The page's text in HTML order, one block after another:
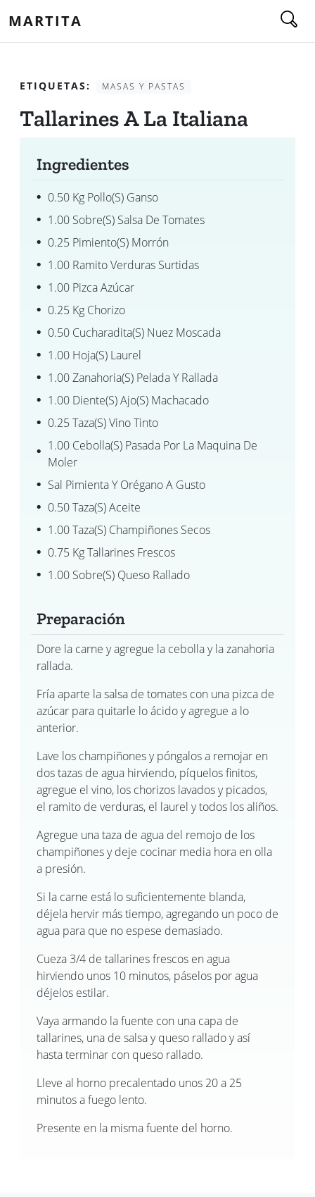
MARTITA
ETIQUETAS: MASAS Y PASTAS
Tallarines A La Italiana
Ingredientes
0.50 Kg Pollo(s) Ganso
1.00 Sobre(s) Salsa De Tomates
0.25 Pimiento(s) Morrón
1.00 Ramito Verduras Surtidas
1.00 Pizca Azúcar
0.25 Kg Chorizo
0.50 Cucharadita(s) Nuez Moscada
1.00 Hoja(s) Laurel
1.00 Zanahoria(s) Pelada Y Rallada
1.00 Diente(s) Ajo(s) Machacado
0.25 Taza(s) Vino Tinto
1.00 Cebolla(s) Pasada Por La Maquina De
Moler
Sal Pimienta Y Orégano A Gusto
0.50 Taza(s) Aceite
1.00 Taza(s) Champiñones Secos
0.75 Kg Tallarines Frescos
1.00 Sobre(s) Queso Rallado
Preparación
Dore la carne y agregue la cebolla y la zanahoria
rallada.
Fría aparte la salsa de tomates con una pizca de
azúcar para quitarle lo ácido y agregue a lo
anterior.
Lave los champiñones y póngalos a remojar en
dos tazas de agua hirviendo, píquelos finitos,
agregue el vino, los chorizos lavados y picados,
el ramito de verduras, el laurel y todos los aliños.
Agregue una taza de agua del remojo de los
champiñones y deje cocinar media hora en olla
a presión.
Si la carne está lo suficientemente blanda,
déjela hervir más tiempo, agregando un poco de
agua para que no espese demasiado.
Cueza 3/4 de tallarines frescos en agua
hirviendo unos 10 minutos, páselos por agua
déjelos estilar.
Vaya armando la fuente con una capa de
tallarines, una de salsa y queso rallado y así
hasta terminar con queso rallado.
Lleve al horno precalentado unos 20 a 25
minutos a fuego lento.
Presente en la misma fuente del horno.